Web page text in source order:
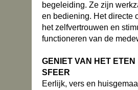
begeleiding. Ze zijn
en bediening. Het directe
het zelfvertrouwen en
functioneren van de
GENIET VAN HET
SFEER
Eerlijk, vers en